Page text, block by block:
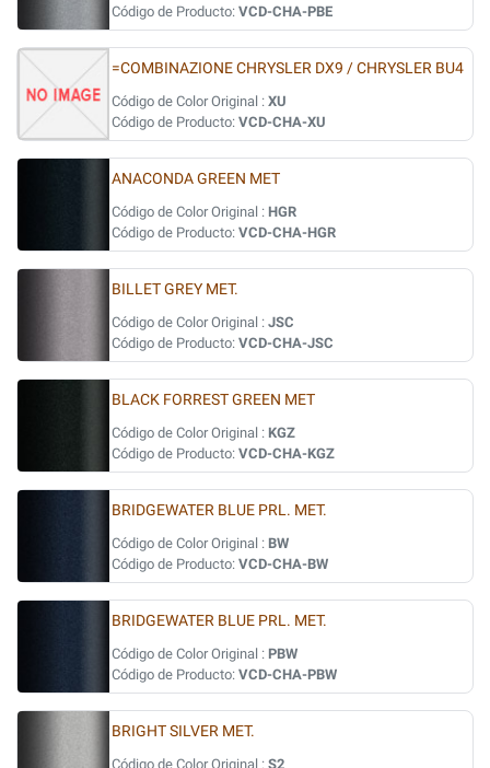
Código de Producto: VCD-CHA-PBE
=COMBINAZIONE CHRYSLER DX9 / CHRYSLER BU4
Código de Color Original : XU
Código de Producto: VCD-CHA-XU
ANACONDA GREEN MET
Código de Color Original : HGR
Código de Producto: VCD-CHA-HGR
BILLET GREY MET.
Código de Color Original : JSC
Código de Producto: VCD-CHA-JSC
BLACK FORREST GREEN MET
Código de Color Original : KGZ
Código de Producto: VCD-CHA-KGZ
BRIDGEWATER BLUE PRL. MET.
Código de Color Original : BW
Código de Producto: VCD-CHA-BW
BRIDGEWATER BLUE PRL. MET.
Código de Color Original : PBW
Código de Producto: VCD-CHA-PBW
BRIGHT SILVER MET.
Código de Color Original : S2